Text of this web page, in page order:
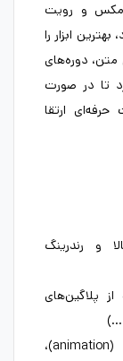
و رویت
ابزار را
طول متن، دوره‌های
تا در صورت
ارتقا
و رندرینگ
پلاگین‌های
مناسب برای: پروژه‌های حرکت دوربین (animation)،